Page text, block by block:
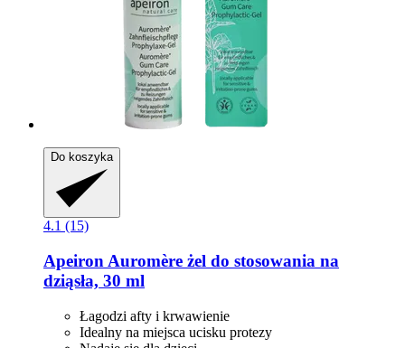
Do koszyka
4.1 (15)
Apeiron Auromère żel do stosowania na
dziąsła, 30 ml
Łagodzi afty i krwawienie
Idealny na miejsca ucisku protezy